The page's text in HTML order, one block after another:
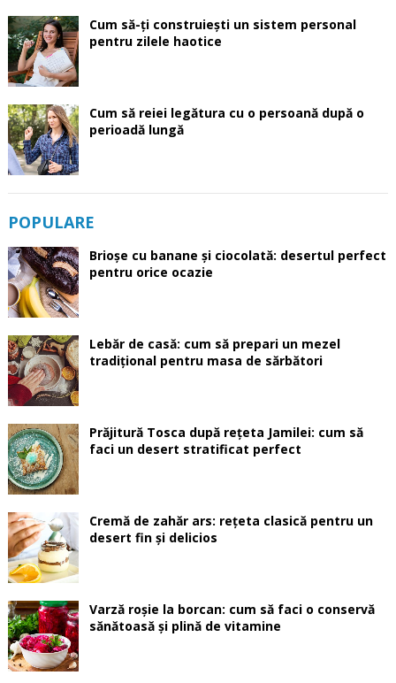
Cum să-ți construiești un sistem personal
pentru zilele haotice
Cum să reiei legătura cu o persoană după o
perioadă lungă
POPULARE
Brioșe cu banane și ciocolată: desertul perfect
pentru orice ocazie
Lebăr de casă: cum să prepari un mezel
tradițional pentru masa de sărbători
Prăjitură Tosca după rețeta Jamilei: cum să
faci un desert stratificat perfect
Cremă de zahăr ars: rețeta clasică pentru un
desert fin și delicios
Varză roșie la borcan: cum să faci o conservă
sănătoasă și plină de vitamine